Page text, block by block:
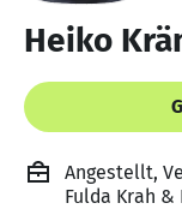
Heiko
Angestellt,
Fulda Krah &